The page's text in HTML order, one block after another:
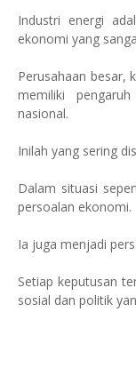
Industri energi
ekonomi yang
Perusahaan besar,
memiliki
nasional.
Inilah yang sering
Dalam situasi
persoalan ekonomi.
Ia juga menjadi
Setiap keputusan
sosial dan politik